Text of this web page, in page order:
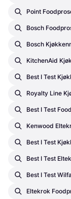
Point
Bosch
Bosch
KitchenAid
Best I Test
Royalty Line
Best I Test
Kenwood
Best I Test
Best I Test
Best I Test
Eltekrok